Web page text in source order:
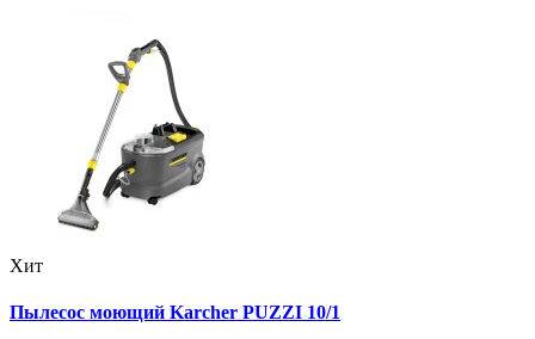
Хит
Пылесос моющий Karcher PUZZI 10/1